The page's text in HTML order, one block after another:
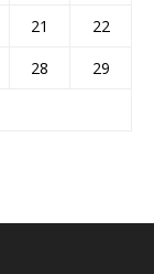
21
22
28
29